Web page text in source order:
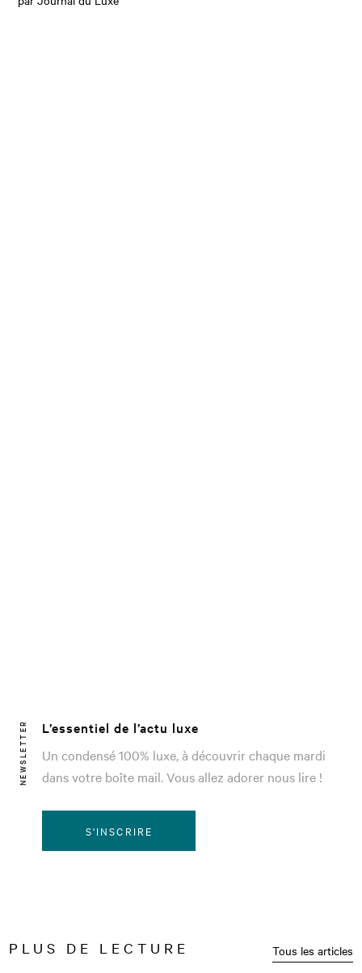
NEWSLETTER
L’essentiel de l’actu luxe
Un condensé 100% luxe, à découvrir chaque mardi
dans votre boîte mail. Vous allez adorer nous lire !
S'INSCRIRE
PLUS DE LECTURE Tous les articles